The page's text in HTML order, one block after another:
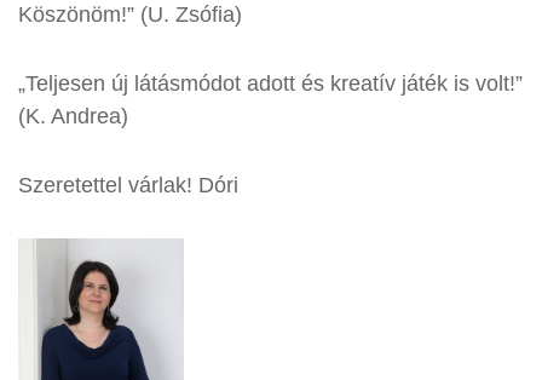
Köszönöm!” (U. Zsófia)
„Teljesen új látásmódot adott és kreatív játék is volt!”
(K. Andrea)
Szeretettel várlak! Dóri